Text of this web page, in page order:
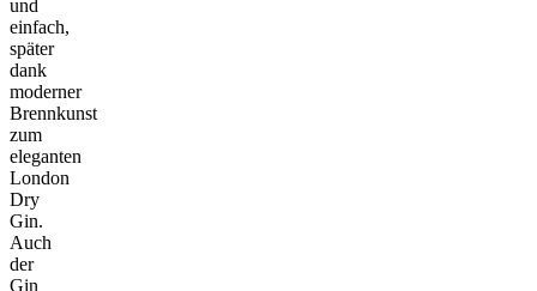
und
einfach,
später
dank
moderner
Brennkunst
zum
eleganten
London
Dry
Gin.
Auch
der
Gin